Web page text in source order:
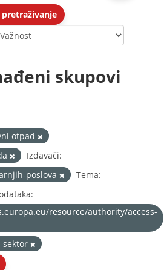
skupovi
otpad
Izdavači:
poslova
Tema:
resource/authority/access-
sektor